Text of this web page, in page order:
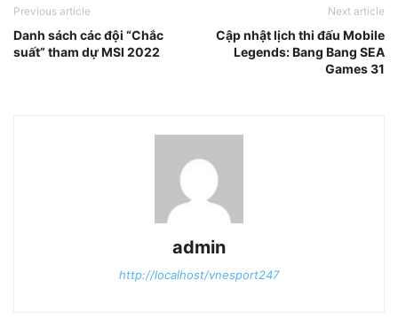
Previous article
Danh sách các đội “Chắc
suất” tham dự MSI 2022
Next article
Cập nhật lịch thi đấu Mobile
Legends: Bang Bang SEA
Games 31
admin
http://localhost/vnesport247